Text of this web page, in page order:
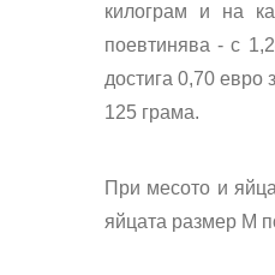
килограм и на
поевтинява - с
достига 0,70 евро
125 грама.
При месото и
яйцата размер М